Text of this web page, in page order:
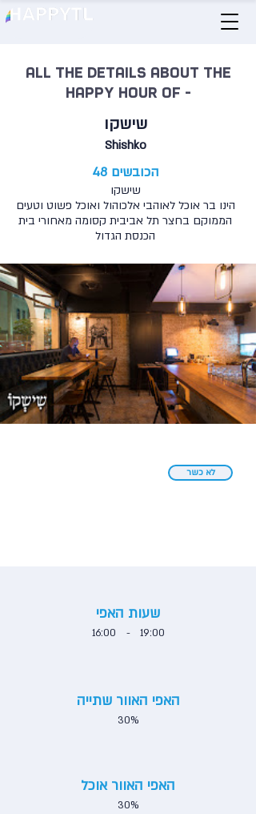
All the details about the
happy hour of -
שישקו
Shishko
הכובשים 48
שישקו
הינו בר אוכל לאוהבי אלכוהול ואוכל פשוט וטעים
הממוקם בחצר תל אביבית קסומה מאחורי בית
הכנסת הגדול
לא כשר
שעות האפי
16:00 - 19:00
האפי האוור שתייה
30%
האפי האוור אוכל
30%